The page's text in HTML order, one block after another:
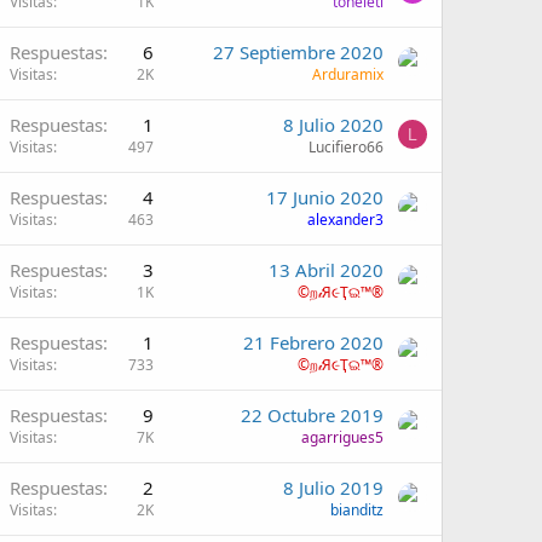
Respuestas 6
Visitas 2K
27 Septiembre 2020
Arduramix
Respuestas 1
Visitas 497
8 Julio 2020
Lucifiero66
L
Respuestas 4
Visitas 463
17 Junio 2020
alexander3
Respuestas 3
Visitas 1K
13 Abril 2020
©ற𝒾Я૯Ҭଇ™®
Respuestas 1
Visitas 733
21 Febrero 2020
©ற𝒾Я૯Ҭଇ™®
Respuestas 9
Visitas 7K
22 Octubre 2019
agarrigues5
Respuestas 2
Visitas 2K
8 Julio 2019
bianditz